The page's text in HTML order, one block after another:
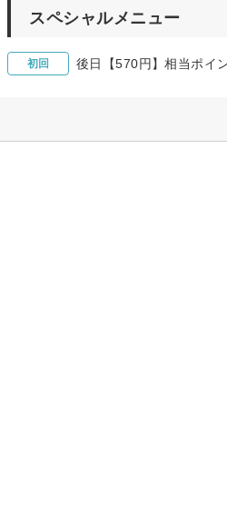
スペシャルメニュー
初回 後日【570円】相当ポイ